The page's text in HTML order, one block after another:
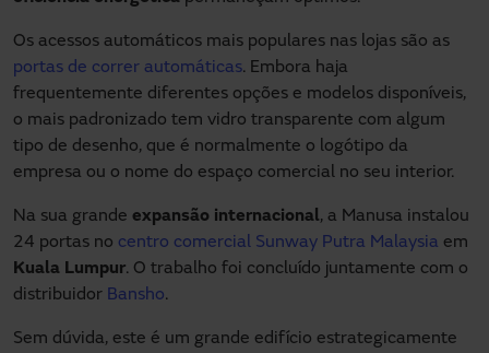
Os acessos automáticos mais populares nas lojas são as
portas de correr automáticas. Embora haja
frequentemente diferentes opções e modelos disponíveis,
o mais padronizado tem vidro transparente com algum
tipo de desenho, que é normalmente o logótipo da
empresa ou o nome do espaço comercial no seu interior.
Na sua grande expansão internacional, a Manusa instalou
24 portas no centro comercial Sunway Putra Malaysia em
Kuala Lumpur. O trabalho foi concluído juntamente com o
distribuidor Bansho.
Sem dúvida, este é um grande edifício estrategicamente